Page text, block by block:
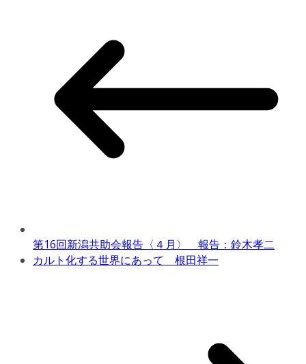
第16回新潟共助会報告〈４月〉 報告：鈴木孝二
カルト化する世界にあって 根田祥一